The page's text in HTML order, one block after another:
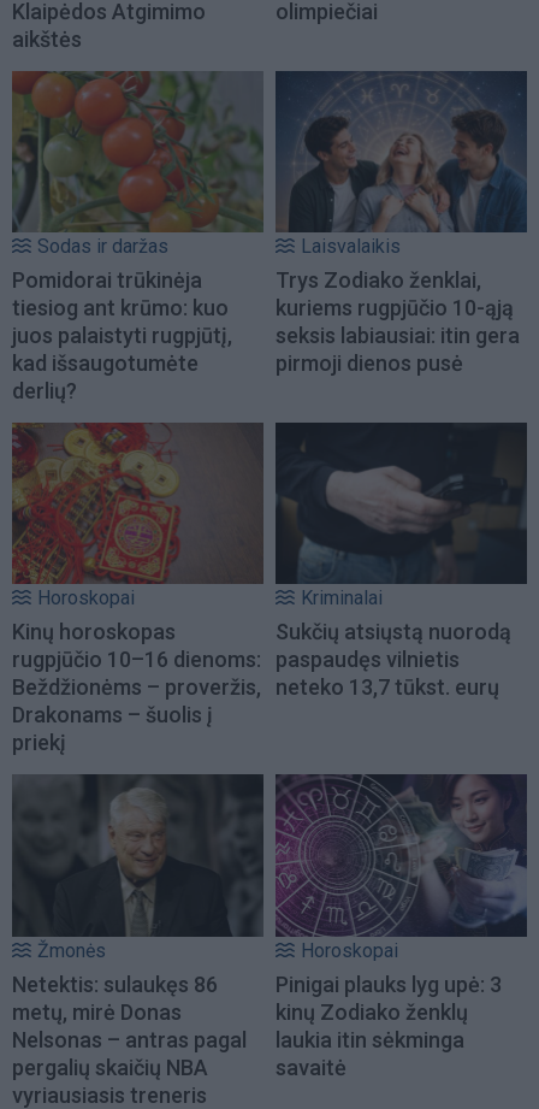
Klaipėdos Atgimimo
aikštės
olimpiečiai
Sodas ir daržas
Pomidorai trūkinėja
tiesiog ant krūmo: kuo
juos palaistyti rugpjūtį,
kad išsaugotumėte
derlių?
Laisvalaikis
Trys Zodiako ženklai,
kuriems rugpjūčio 10-ąją
seksis labiausiai: itin gera
pirmoji dienos pusė
Horoskopai
Kinų horoskopas
rugpjūčio 10–16 dienoms:
Beždžionėms – proveržis,
Drakonams – šuolis į
priekį
Kriminalai
Sukčių atsiųstą nuorodą
paspaudęs vilnietis
neteko 13,7 tūkst. eurų
Žmonės
Netektis: sulaukęs 86
metų, mirė Donas
Nelsonas – antras pagal
pergalių skaičių NBA
vyriausiasis treneris
Horoskopai
Pinigai plauks lyg upė: 3
kinų Zodiako ženklų
laukia itin sėkminga
savaitė